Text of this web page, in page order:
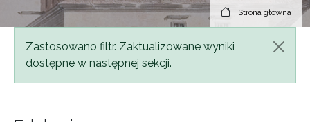
Strona główna
Komunikat
Zastosowano filtr. Zaktualizowane wyniki
dostępne w następnej sekcji.